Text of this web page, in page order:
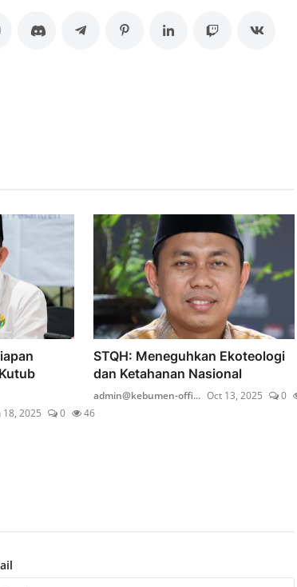
18, 2025 0 46
STQH: Meneguhkan Ekoteologi
dan Ketahanan Nasional
admin@kebumen-offi... Oct 13, 2025 0